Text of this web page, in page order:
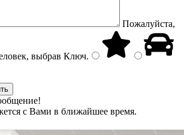
Пожалуйста,
выбрав Ключ.
с Вами в ближайшее время.